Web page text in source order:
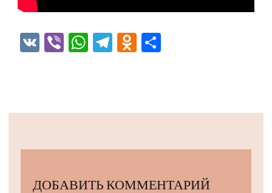
VK ViberWhatsApp
Telegram
Odnoklassniki
ДОБАВИТЬ КОММЕНТАРИЙ